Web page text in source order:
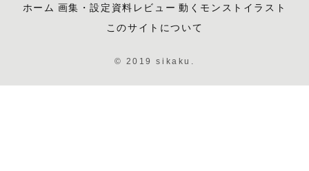
ホーム 画集・設定資料レビュー 動くモンストイラスト
このサイトについて
© 2019 sikaku.